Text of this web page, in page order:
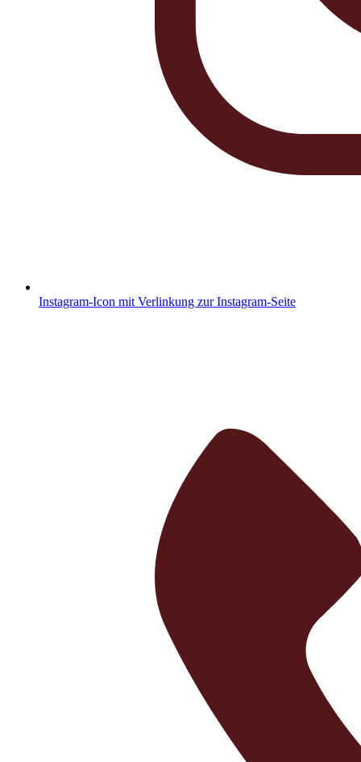
Instagram-Icon mit Verlinkung zur Instagram-Seite